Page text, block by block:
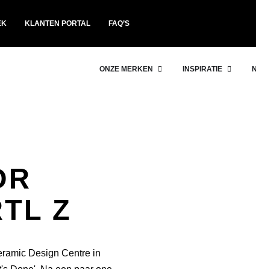
KLANTEN PORTAL FAQ’S
ONZE MERKEN INSPIRATIE
Z
Design Centre in